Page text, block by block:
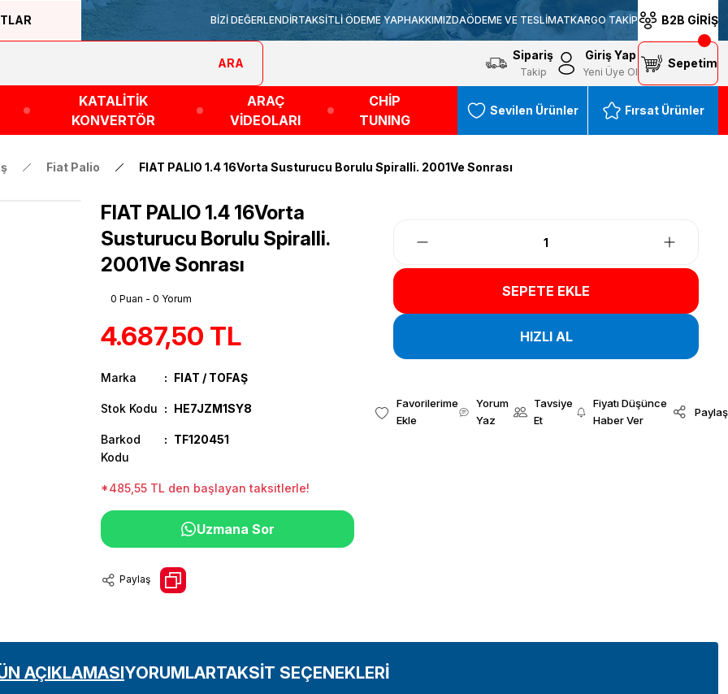
BİZİ DEĞERLENDİRTAKSİTLİ ÖDEME YAPHAKKIMIZDAÖDEME VE TESLİMATKARGO TAKİP B2B GİRİŞ
ARA
Sipariş
Takip
Giriş Yap
Yeni Üye Ol
Sepetim
KATALİTİK
KONVERTÖR
ARAÇ
VİDEOLARI
CHİP
TUNING
Sevilen Ürünler Fırsat Ürünler
Fiat Palio FIAT PALIO 1.4 16Vorta Susturucu Borulu Spiralli. 2001Ve Sonrası
FIAT PALIO 1.4 16Vorta
Susturucu Borulu Spiralli.
2001Ve Sonrası
0 Puan - 0 Yorum
4.687,50 TL
Marka FIAT / TOFAŞ
Stok Kodu HE7JZM1SY8
Barkod
Kodu
TF120451
*485,55 TL den başlayan taksitlerle!
Uzmana Sor
Paylaş
SEPETE EKLE
HIZLI AL
Yorum
Yaz
Tavsiye
Et
Fiyatı Düşünce
Haber Ver
Paylaş
AÇIKLAMASIYORUMLARTAKSİT SEÇENEKLERİ